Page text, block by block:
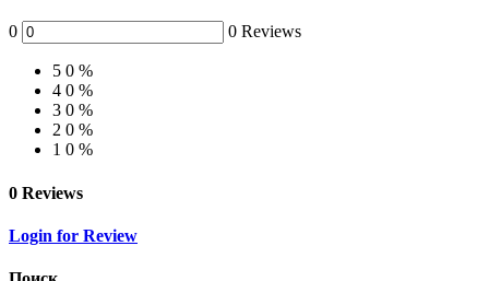
0 0 Reviews
5 0 %
4 0 %
3 0 %
2 0 %
1 0 %
0 Reviews
Login for Review